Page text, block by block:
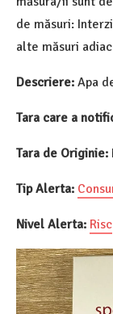
de măsuri:
alte măsuri
Descriere: Apa
Tara care a
Tara de Originie:
Tip Alerta:
Nivel Alerta: Risc